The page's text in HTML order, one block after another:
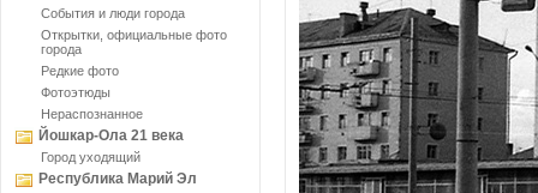
События и люди города
Открытки, официальные фото
города
Редкие фото
Фотоэтюды
Нераспознанное
Йошкар-Ола 21 века
Город уходящий
Республика Марий Эл